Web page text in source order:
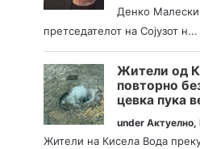
Денко
претседателот на Сојузот н...
Жители од
повторно
цевка пука
underАктуелно,
Жители на Кисела Вода